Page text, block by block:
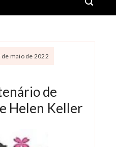
maio de 2022
de
Helen Keller